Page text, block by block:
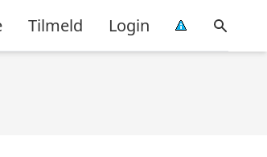
Tilmeld Login